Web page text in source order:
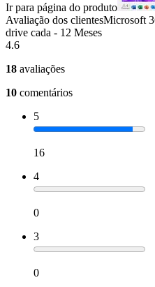
Ir para página do produto
Avaliação dos clientesMicrosoft
drive cada - 12 Meses
4.6
18 avaliações
10 comentários
5
16
4
0
3
0